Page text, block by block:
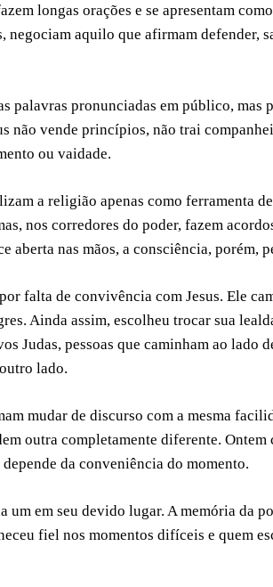
longas orações e se apresentam
negociam aquilo que afirmam defender,
palavras pronunciadas em público, mas
não vende princípios, não trai
ou vaidade.
a religião apenas como ferramenta
nos corredores do poder, fazem
nas mãos, a consciência, porém,
falta de convivência com Jesus. Ele
Ainda assim, escolheu trocar sua
Judas, pessoas que caminham ao lado
lado.
mudar de discurso com a mesma
outra completamente diferente.
da conveniência do momento.
um em seu devido lugar. A memória da
fiel nos momentos difíceis e quem